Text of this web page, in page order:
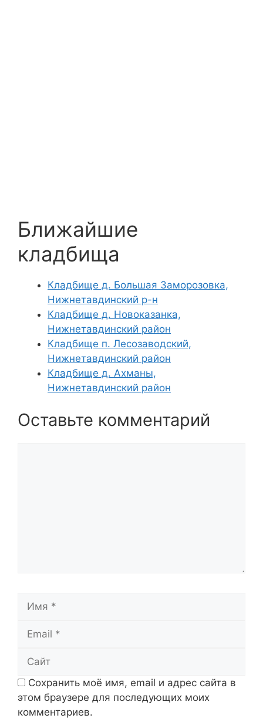
Ближайшие
кладбища
Кладбище д. Большая Заморозовка,
Нижнетавдинский р-н
Кладбище д. Новоказанка,
Нижнетавдинский район
Кладбище п. Лесозаводский,
Нижнетавдинский район
Кладбище д. Ахманы,
Нижнетавдинский район
Оставьте комментарий
Сохранить моё имя, email и адрес сайта в
этом браузере для последующих моих
комментариев.